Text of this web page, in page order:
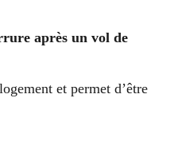
après un vol de
et permet d’être